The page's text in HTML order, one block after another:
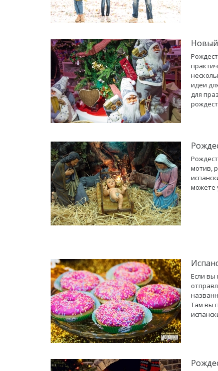
Новый
идеи
для
мотив,
можете
Если вы
Там вы